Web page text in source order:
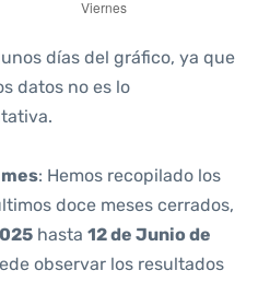
días del gráfico, ya que
datos no es lo
: Hemos recopilado los
doce meses cerrados,
hasta 12 de Junio de
observar los resultados